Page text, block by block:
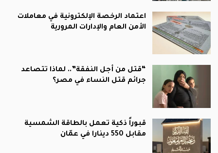
اعتماد الرخصة الإلكترونية في معاملات
الأمن العام والإدارات المرورية
“قتل من أجل النفقة”.. لماذا تتصاعد
جرائم قتل النساء في مصر؟
قبوراً ذكية تعمل بالطاقة الشمسية
مقابل 550 دينارا في عمّان